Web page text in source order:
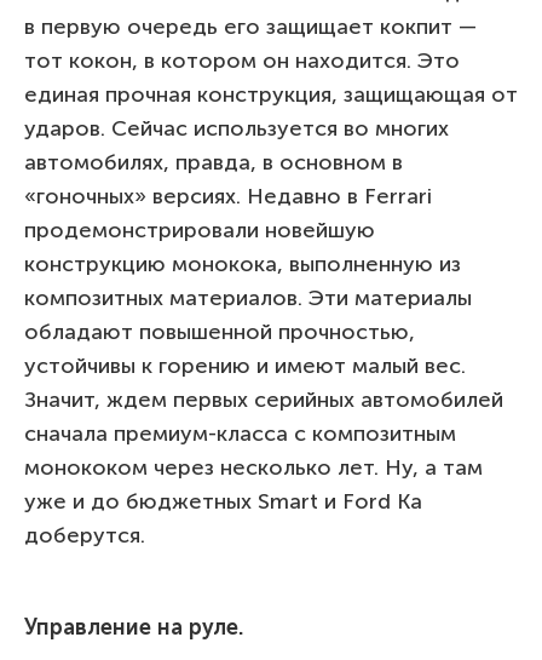
в первую очередь его защищает кокпит —
тот кокон, в котором он находится. Это
единая прочная конструкция, защищающая от
ударов. Сейчас используется во многих
автомобилях, правда, в основном в
«гоночных» версиях. Недавно в Ferrari
продемонстрировали новейшую
конструкцию монокока, выполненную из
композитных материалов. Эти материалы
обладают повышенной прочностью,
устойчивы к горению и имеют малый вес.
Значит, ждем первых серийных автомобилей
сначала премиум-класса с композитным
монококом через несколько лет. Ну, а там
уже и до бюджетных Smart и Ford Ka
доберутся.
Управление на руле.